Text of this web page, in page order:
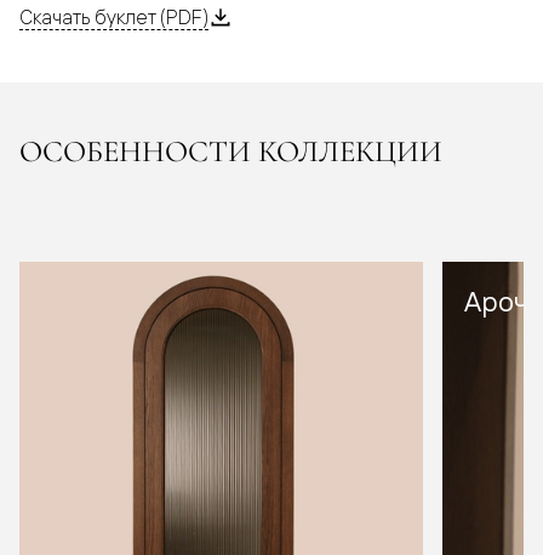
Скачать буклет (PDF)
ОСОБЕННОСТИ КОЛЛЕКЦИИ